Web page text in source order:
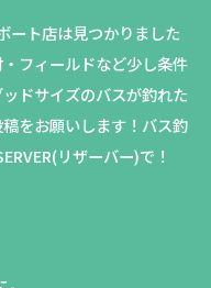
ート店は見つかりました
フィールドなど少し条件
ッドサイズのバスが釣れた
をお願いします！バス釣
リザーバー)で！